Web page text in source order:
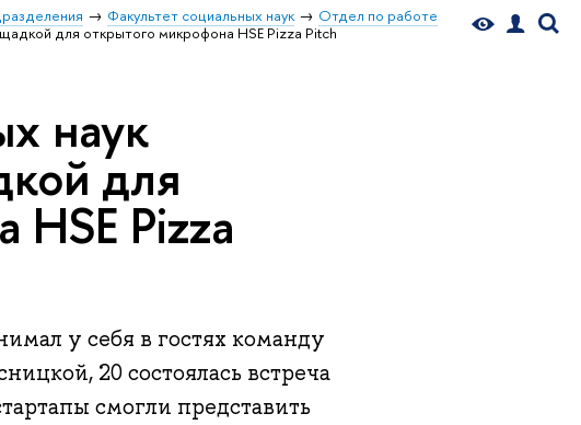
Факультет социальных наук
Отдел по работе
для открытого микрофона HSE Pizza Pitch
наук
для
HSE Pizza
у себя в гостях команду
20 состоялась встреча
смогли представить